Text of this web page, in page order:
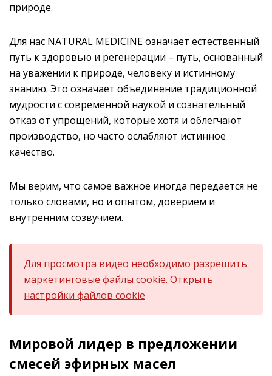
природе.
Для нас NATURAL MEDICINE означает естественный
путь к здоровью и регенерации – путь, основанный
на уважении к природе, человеку и истинному
знанию. Это означает объединение традиционной
мудрости с современной наукой и сознательный
отказ от упрощений, которые хотя и облегчают
производство, но часто ослабляют истинное
качество.
Мы верим, что самое важное иногда передается не
только словами, но и опытом, доверием и
внутренним созвучием.
Для просмотра видео необходимо разрешить
маркетинговые файлы cookie. Открыть
настройки файлов cookie
Мировой лидер в предложении
смесей эфирных масел